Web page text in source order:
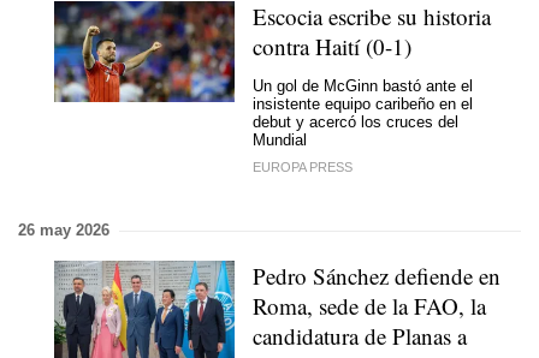
Escocia escribe su historia
contra Haití (0-1)
Un gol de McGinn bastó ante el
insistente equipo caribeño en el
debut y acercó los cruces del
Mundial
EUROPA PRESS
26 may 2026
Pedro Sánchez defiende en
Roma, sede de la FAO, la
candidatura de Planas a